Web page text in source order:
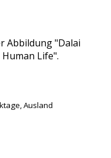
Abbildung "Dalai
Life".
Ausland